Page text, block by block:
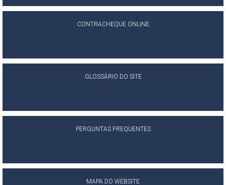
CONTRACHEQUE ONLINE
GLOSSÁRIO DO SITE
PERGUNTAS FREQUENTES
MAPA DO WEBSITE